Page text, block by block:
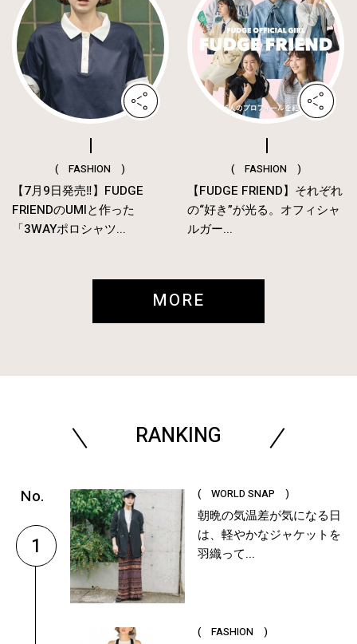
( FASHION )
【7月9日発売‼︎】FUDGE
FRIENDのUMIと作った
「3WAYポロシャツ...
( FASHION )
【FUDGE FRIEND】それぞれ
の“好き”が光る。オフィシャ
ルガー...
MORE
RANKING
1
( WORLD SNAP )
朝晩の気温差が気になる日
は、軽やかなジャケットを
羽織って...
( FASHION )